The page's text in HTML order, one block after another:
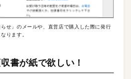
せ」のメールや、直営店で購入した際に発行
ります。
書が紙で欲しい！